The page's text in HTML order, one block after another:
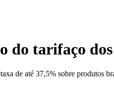
do tarifaço dos
de até 37,5% sobre produtos